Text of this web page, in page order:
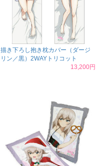
描き下ろし抱き枕カバー（ダージ
リン／黒）2WAYトリコット
13,200円